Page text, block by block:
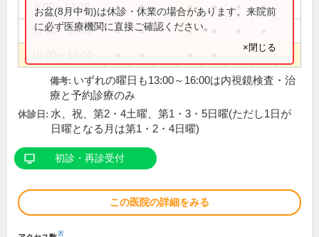
9:00～12:00 ● ● ● ● ●
13:00～16:00 ● ● ●
お盆(8月中旬)は休診・休業の場合があります。来院前
に必ず医療機関に直接ご確認ください。
×閉じる
備考: いずれの曜日も13:00～16:00は内視鏡検査・治
療と予約診療のみ
休診日: 水、祝、第2・4土曜、第1・3・5日曜(ただし1日が
日曜となる月は第1・2・4日曜)
初診・再診受付
この医院の詳細をみる
※